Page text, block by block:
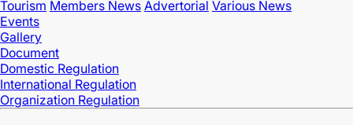
Tourism Members News Advertorial Various News
Events
Gallery
Document
Domestic Regulation
International Regulation
Organization Regulation